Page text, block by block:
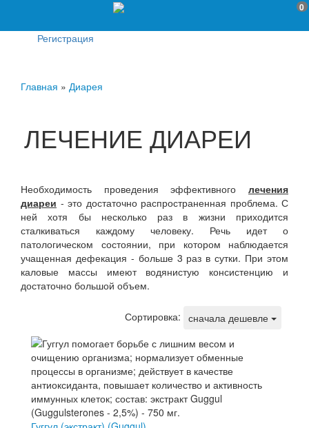
0
Регистрация
Главная » Диарея
ЛЕЧЕНИЕ ДИАРЕИ
Необходимость проведения эффективного лечения
диареи - это достаточно распространенная проблема. С
ней хотя бы несколько раз в жизни приходится
сталкиваться каждому человеку. Речь идет о
патологическом состоянии, при котором наблюдается
учащенная дефекация - больше 3 раз в сутки. При этом
каловые массы имеют водянистую консистенцию и
достаточно большой объем.
Сортировка: сначала дешевле